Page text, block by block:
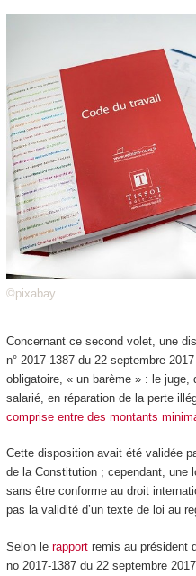
©pixabay
Concernant ce second volet, une
n° 2017-1387 du 22 septembre
obligatoire, « un barème » : le
salarié, en réparation de la perte
comprise entre des montants
Cette disposition avait été validée
de la Constitution ; cependant, une
sans être conforme au droit
pas la validité d’un texte de loi au
Selon le rapportremis au président
no 2017-1387 du 22 septembre